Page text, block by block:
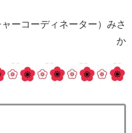
ーコーディネーター）みさ
か